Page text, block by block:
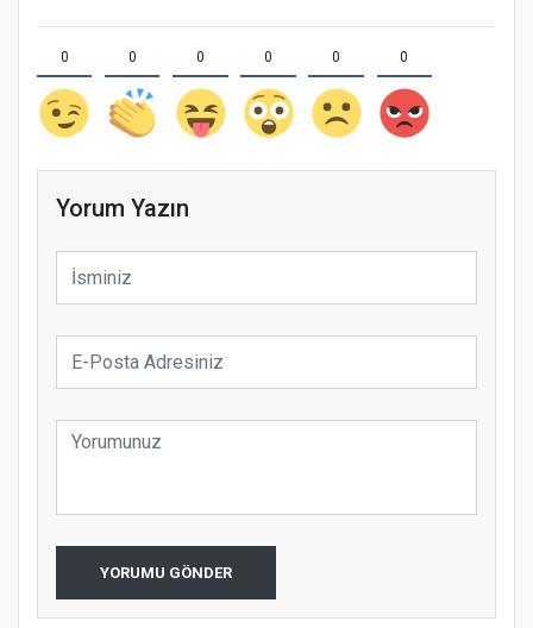
0 0 0 0 0 0
Yorum Yazın
YORUMU GÖNDER